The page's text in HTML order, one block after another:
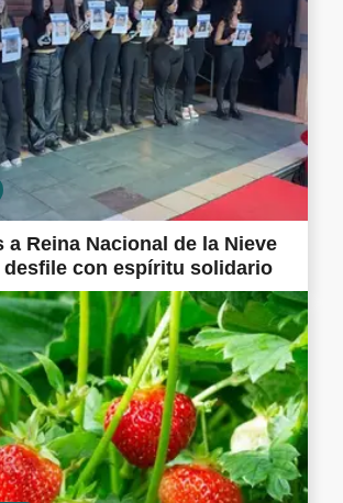
a Reina Nacional de la Nieve
desfile con espíritu solidario